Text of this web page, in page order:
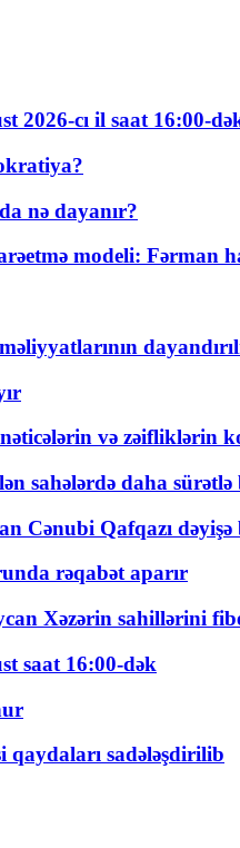
2026-cı il saat 16:00-
nə dayanır?
modeli: Fərman
və zəifliklərin
sahələrdə daha sürətlə
Cənubi Qafqazı
rəqabət aparır
Xəzərin sahillərini
saat 16:00-dək
qaydaları sadələşdirilib